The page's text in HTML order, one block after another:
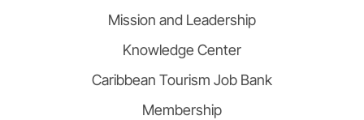
Mission and Leadership
Knowledge Center
Caribbean Tourism Job Bank
Membership